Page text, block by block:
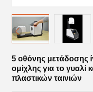
5 οθόνης μετάδοσης
ομίχλης για το γυαλί
πλαστικών ταινιών